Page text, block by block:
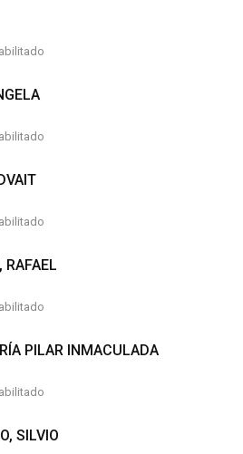
RAFAEL
PILAR INMACULADA
SILVIO